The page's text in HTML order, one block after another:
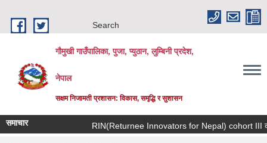
Search
गौमुखी गाउँपालिका, पुजा, प्युठान, लुम्बिनी प्रदेश,
नेपाल
सक्षम निजामती प्रशासन: विकास, समृद्धि र सुशासन
समाचार RIN(Returnee